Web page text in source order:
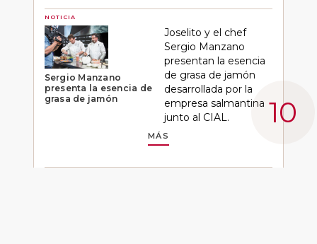
NOTICIA
Sergio Manzano
presenta la esencia de
grasa de jamón
Joselito y el chef
Sergio Manzano
presentan la esencia
de grasa de jamón
desarrollada por la
empresa salmantina
junto al CIAL.
MÁS